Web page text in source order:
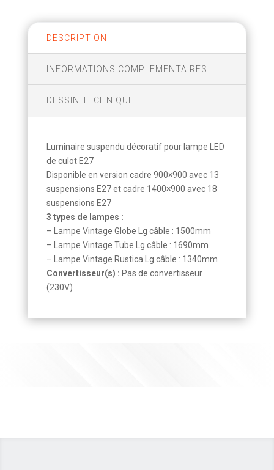
DESCRIPTION
INFORMATIONS COMPLEMENTAIRES
DESSIN TECHNIQUE
Luminaire suspendu décoratif pour lampe LED
de culot E27
Disponible en version cadre 900×900 avec 13
suspensions E27 et cadre 1400×900 avec 18
suspensions E27
3 types de lampes :
– Lampe Vintage Globe Lg câble : 1500mm
– Lampe Vintage Tube Lg câble : 1690mm
– Lampe Vintage Rustica Lg câble : 1340mm
Convertisseur(s) : Pas de convertisseur
(230V)